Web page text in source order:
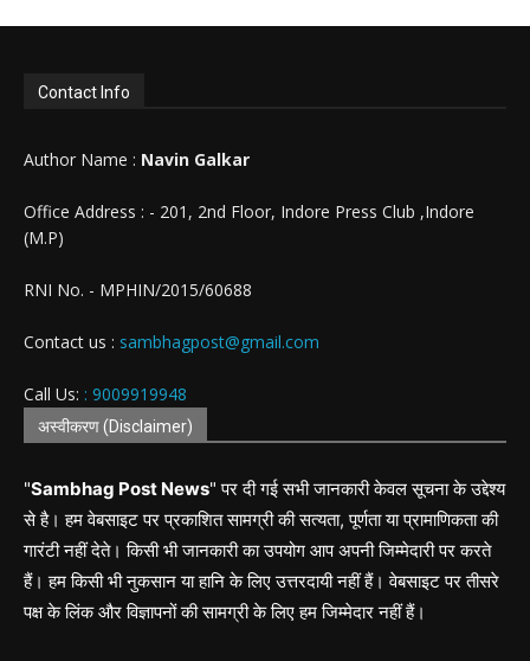
Contact Info
Author Name : Navin Galkar
Office Address : - 201, 2nd Floor, Indore Press Club ,Indore
(M.P)
RNI No. - MPHIN/2015/60688
Contact us : sambhagpost@gmail.com
Call Us: : 9009919948
अस्वीकरण (Disclaimer)
"Sambhag Post News" पर दी गई सभी जानकारी केवल सूचना के उद्देश्य
से है। हम वेबसाइट पर प्रकाशित सामग्री की सत्यता, पूर्णता या प्रामाणिकता की
गारंटी नहीं देते। किसी भी जानकारी का उपयोग आप अपनी जिम्मेदारी पर करते
हैं। हम किसी भी नुकसान या हानि के लिए उत्तरदायी नहीं हैं। वेबसाइट पर तीसरे
पक्ष के लिंक और विज्ञापनों की सामग्री के लिए हम जिम्मेदार नहीं हैं।